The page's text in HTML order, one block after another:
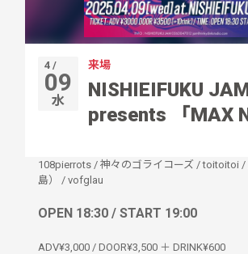
4 /
09
水
来場
NISHIEIFUKU
presents 「MAX
108pierrots / 神々のゴライコーズ /toitoitoi /
島）
/ vofglau
OPEN 18:30 / START 19:00
ADV¥3,000 / DOOR¥3,500 ＋ DRINK¥600